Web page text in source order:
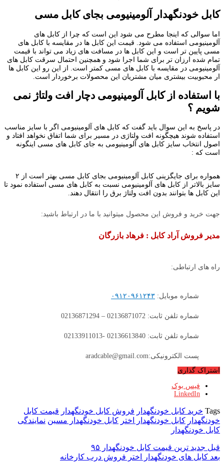
کابل خودنگهدار آلومینیومی بجای کابل مسی
اما سوالی که اینجا مطرح می شود این است که چرا از کابل های
آلومینیومی استفاده می شود.
قیمت این کابل ها در مقایسه با کابل های
مسی پایین تر است و این کابل ها در مسافت های زیاد می تواند با قیمت
تمام شده ارزان تر برای شما اجرا شود و همچنین احتمال سرقت کابل های
آلومینیومی در مقایسه با کابل های مسی کمتر است. از این رو این کابل ها
ار محبوبیت بیشتری میان مشتریان این محصولات برخوردار است.
با استفاده از کابل آلومینیومی دچار افت ولتاژ نمی
شویم ؟
در پاسخ به این سوال باید گفت که کابل های آلومینیومی اگر با سایز مناسب
استفاده شوند هیچگونه افت ولتاژی در مسیر برای شما اتفاق نخواهد افتاد و
اصول انتخاب سایز کابل های آلومینیومی به جای کابل های مسی اینگونه
است که :
همواره برای جایگزینی کابل آلومینیومی بجای کابل مسی بهتر است از ۲
سایز بالاتر از کابل های آلومینیومی نسبت به کابل های مسی استفاده نمود تا
این کابل ها بتوانند بدون افت ولتاژ برق را انتقال دهند.
جهت خرید و فروش این محصول میتوانید با ما در ارتباط باشید:
مدیر فروش آراد کابل : فرهاد بازرگان
راه های ارتباطی:
شماره موبایل: ۰۹۱۲۰۹۶۱۲۴۳
شماره تلفن ثابت: 02136871072 – 02136871294
شماره تلفن ثابت: 02136613840 -02133911013
پست الکترونیکی:aradcable@gmail.com
اشتراک گذاری
فیس بوک
LinkedIn
Tags خرید کابل خودنگهدار فروش کابل خودنگهدار قیمت کابل
خودنگهدار کابل خودنگهدار اختر کابل خودنگهدار مسین نمایندگی
کابل خودنگهدار
قبل جدید ترین قیمت کابل خودنگهدار ۹۵
بعد کابل های خودنگهدار اختر فروش درب کارخانه